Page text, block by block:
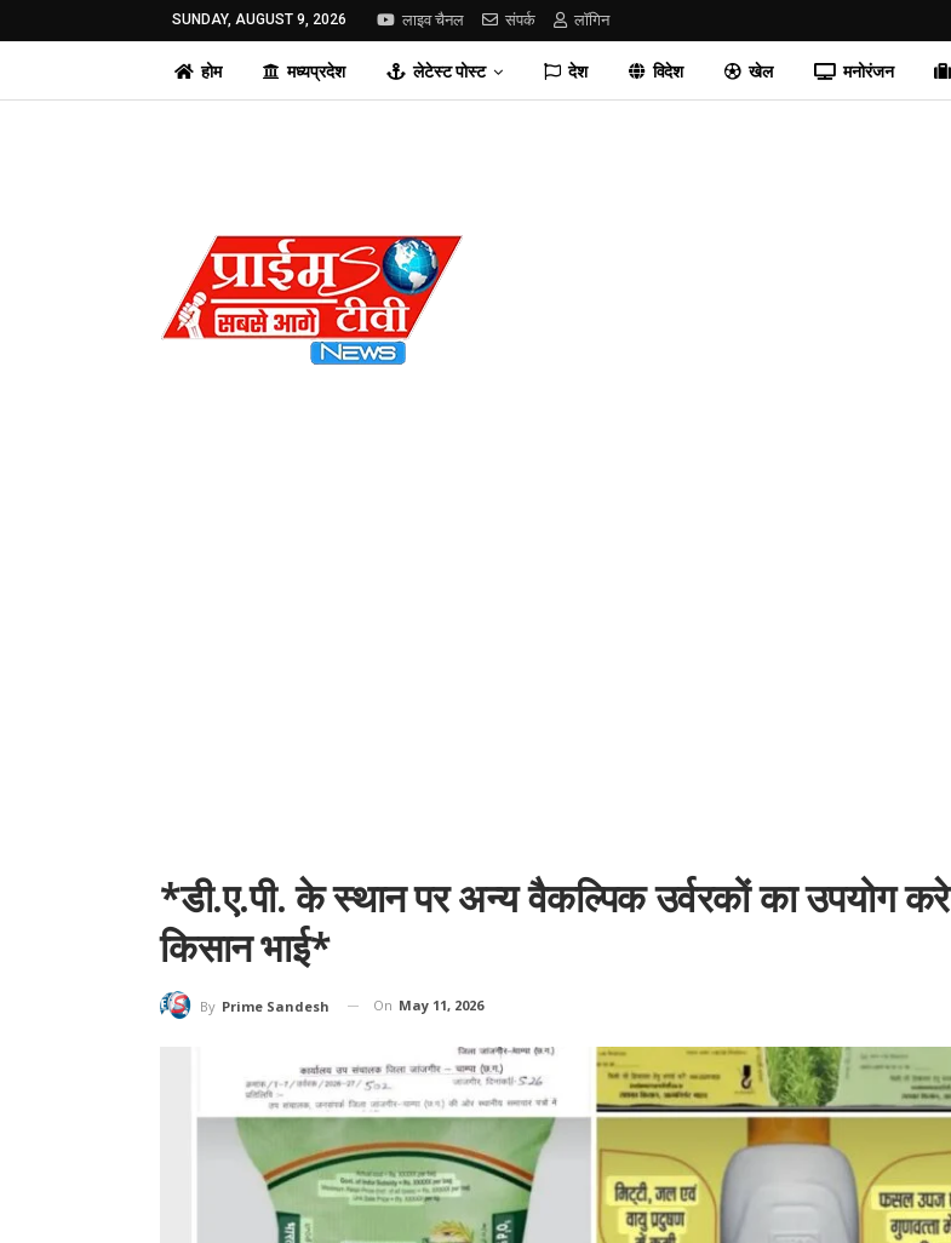
SUNDAY, AUGUST 9, 2026 लाइव चैनल संपर्क लॉगिन
होम मध्यप्रदेश लेटेस्ट पोस्ट देश विदेश खेल मनोरंजन
*डी.ए.पी. के स्थान पर अन्य वैकल्पिक उर्वरकों का उपयोग करे
किसान भाई*
By Prime Sandesh On May 11, 2026